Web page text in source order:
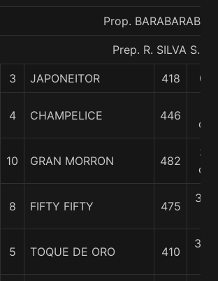
Prop. BARABARABA
Prep. R. SILVA S.
3 JAPONEITOR 418 0/0
4 CHAMPELICE 446
cpo
10 GRAN MORRON 482
3/4
cpo
8 FIFTY FIFTY 475
3 1/
5 TOQUE DE ORO 410
3 3/